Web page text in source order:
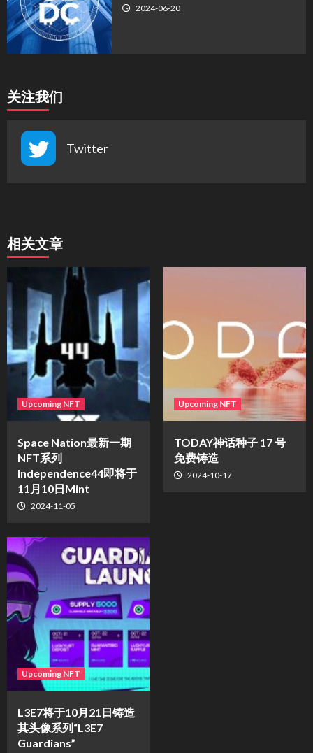
2024-06-20
关注我们
Twitter
相关文章
Upcoming NFT
Space Nation最新一期
NFT系列
Independence44即将于
11月10日Mint
2024-11-05
Upcoming NFT
TODAY神话种子 17 号
免费铸造
2024-10-17
Upcoming NFT
L3E7将于10月21日铸造
其头像系列“L3E7
Guardians”